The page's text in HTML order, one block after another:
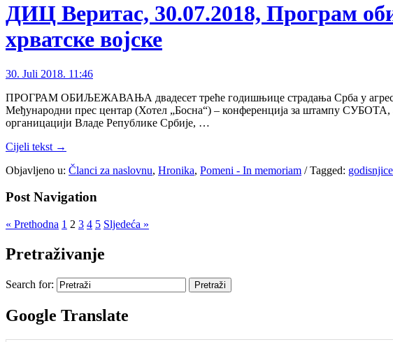
ДИЦ Веритас, 30.07.2018, Програм
хрватске војске
30. Juli 2018. 11:46
ПРОГРАМ ОБИЉЕЖАВАЊА двадесет треће годишњице страдања Срба у
Међународни прес центар (Хотел „Босна“) – конференција за штампу
органицацији Владе Републике Србије, …
Cijeli tekst →
Objavljeno u: Članci za naslovnu, Hronika, Pomeni - In memoriam /Tagged:
Post Navigation
« Prethodna 1 2 3 4 5 Sljedeća »
Pretraživanje
Search for:
Google Translate